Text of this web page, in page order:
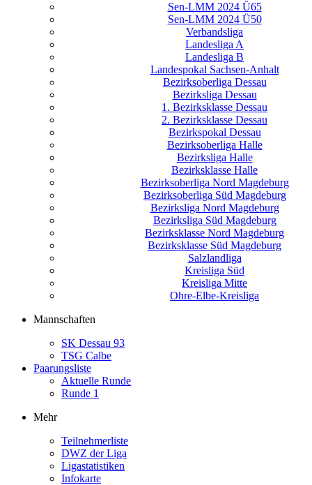
Sen-LMM 2024 Ü65
Sen-LMM 2024 Ü50
Verbandsliga
Landesliga A
Landesliga B
Landespokal Sachsen-Anhalt
Bezirksoberliga Dessau
Bezirksliga Dessau
1. Bezirksklasse Dessau
2. Bezirksklasse Dessau
Bezirkspokal Dessau
Bezirksoberliga Halle
Bezirksliga Halle
Bezirksklasse Halle
Bezirksoberliga Nord Magdeburg
Bezirksoberliga Süd Magdeburg
Bezirksliga Nord Magdeburg
Bezirksliga Süd Magdeburg
Bezirksklasse Nord Magdeburg
Bezirksklasse Süd Magdeburg
Salzlandliga
Kreisliga Süd
Kreisliga Mitte
Ohre-Elbe-Kreisliga
Mannschaften
SK Dessau 93
TSG Calbe
Paarungsliste
Aktuelle Runde
Runde 1
Mehr
Teilnehmerliste
DWZ der Liga
Ligastatistiken
Infokarte